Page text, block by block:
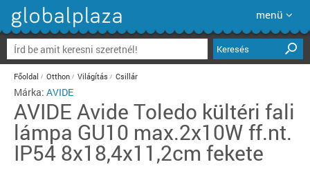
menü
Keresés
Főoldal Otthon Világítás Csillár
Márka: AVIDE
AVIDE Avide Toledo kültéri fali
lámpa GU10 max.2x10W ff.nt.
IP54 8x18,4x11,2cm fekete